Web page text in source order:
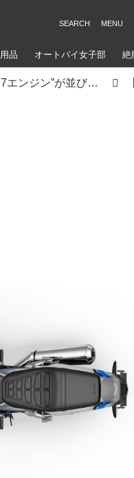
用品 オートバイ女子部 絶
現役“SC77エンジン”が並び立つ！ どっこい生きてる「最終センダボ（CBR1000RR）」と最新「CB1000F」が米ホンダの最新ラインナップに【海外】